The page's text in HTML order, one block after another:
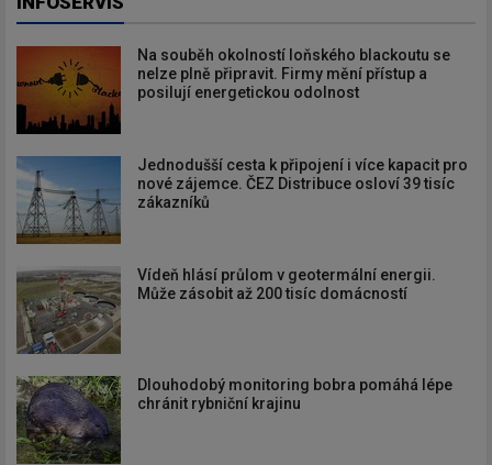
Na souběh okolností loňského blackoutu se
nelze plně připravit. Firmy mění přístup a
posilují energetickou odolnost
Jednodušší cesta k připojení i více kapacit pro
nové zájemce. ČEZ Distribuce osloví 39 tisíc
zákazníků
Vídeň hlásí průlom v geotermální energii.
Může zásobit až 200 tisíc domácností
Dlouhodobý monitoring bobra pomáhá lépe
chránit rybniční krajinu